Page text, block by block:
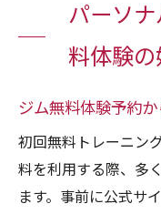
パーソ
料体験
ジム無料体験予約
初回無料トレーニン
料を利用する際、多
ます。事前に公式サ